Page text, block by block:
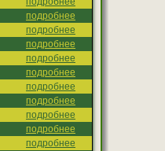
подробнее
подробнее
подробнее
подробнее
подробнее
подробнее
подробнее
подробнее
подробнее
подробнее